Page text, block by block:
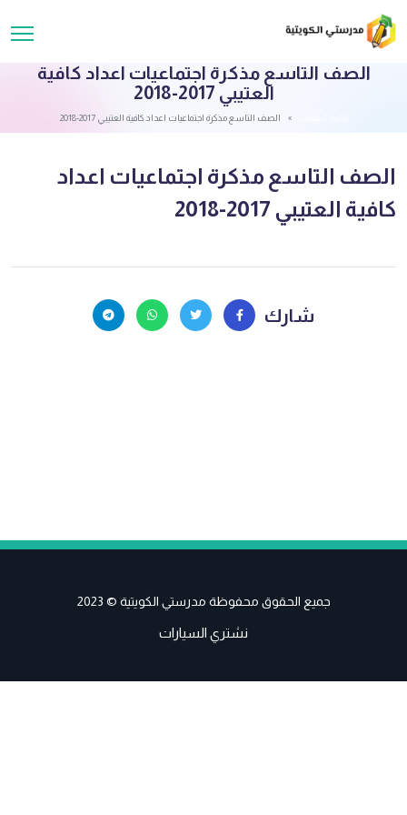
الصف التاسع مذكرة اجتماعيات اعداد كافية
العتيبي 2017-2018
الصف التاسع مذكرة اجتماعيات اعداد كافية العتيبي 2017-2018
الصف التاسع مذكرة اجتماعيات اعداد
كافية العتيبي 2017-2018
شارك
جميع الحقوق محفوظة مدرستي الكويتية © 2023
نشتري السيارات